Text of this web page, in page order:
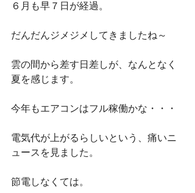
６月も早７日が経過。
だんだんジメジメしてきましたね～
雲の間から差す日差しが、なんとなく
夏を感じます。
今年もエアコンはフル稼働かな・・・
電気代が上がるらしいという、痛いニ
ュースを見ました。
節電しなくては。